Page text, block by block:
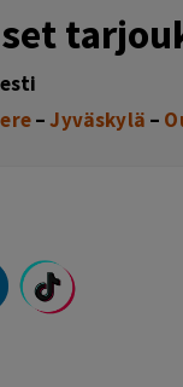
–Jyväskylä –